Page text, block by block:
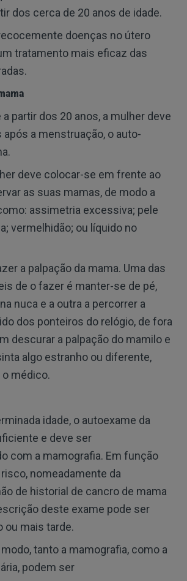
dos cerca de 20 anos de idade.
doenças no útero
tratamento mais eficaz das
partir dos 20 anos, a mulher deve
a menstruação, o auto-
deve colocar-se em frente ao
as suas mamas, de modo a
assimetria excessiva; pele
vermelhidão; ou líquido no
a palpação da mama. Uma das
de o fazer é manter-se de pé,
nuca e a outra a percorrer a
dos ponteiros do relógio, de fora
descurar a palpação do mamilo e
algo estranho ou diferente,
médico.
idade, o autoexame da
e deve ser
com a mamografia. Em função
nomeadamente da
de historial de cancro de mama
deste exame pode ser
ou mais tarde.
tanto a mamografia, como a
podem ser